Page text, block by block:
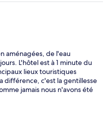
chambre que nous occupions
suffisante vu que
pas à y séjourner de
aménagées, de l'eau
L'hôtel est à 1 minute du
lieux touristiques
différence, c'est la gentillesse
jamais nous n'avons été
travaillent sur
leur image, d'une